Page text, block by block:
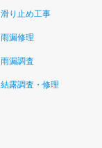
滑り止め工事
雨漏修理
雨漏調査
結露調査・修理